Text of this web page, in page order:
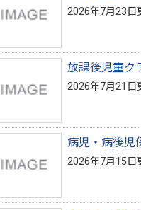
2026年7月23日
放課後児童ク
2026年7月21日
病児・病後児
2026年7月15日